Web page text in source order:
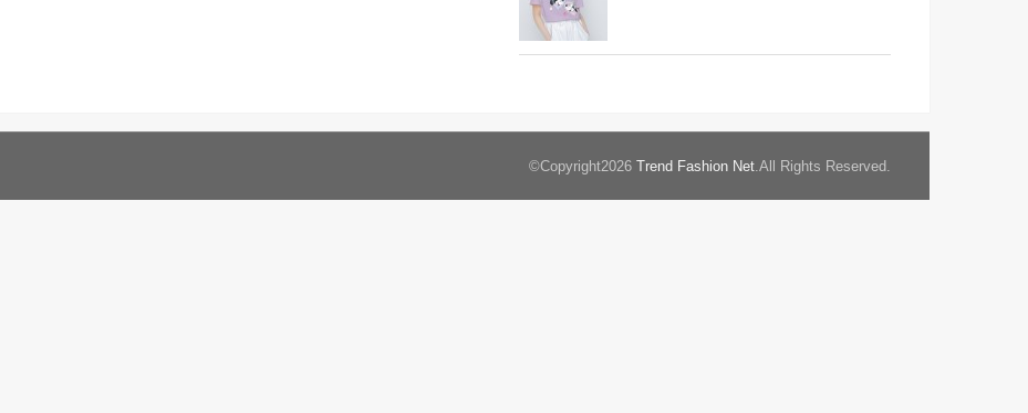
©Copyright2026 Trend Fashion Net .All Rights Reserved.